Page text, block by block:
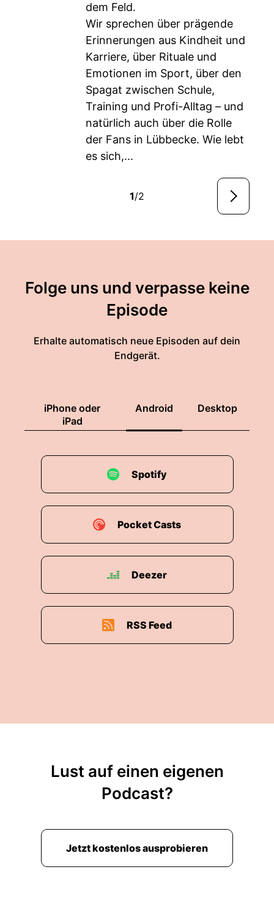
dem Feld.
Wir sprechen über prägende
Erinnerungen aus Kindheit und
Karriere, über Rituale und
Emotionen im Sport, über den
Spagat zwischen Schule,
Training und Profi-Alltag – und
natürlich auch über die Rolle
der Fans in Lübbecke. Wie lebt
es sich,...
1/2
Folge uns und verpasse keine
Episode
Erhalte automatisch neue Episoden auf dein
Endgerät.
iPhone oder
iPad
Android Desktop
Spotify
Pocket Casts
Deezer
RSS Feed
Lust auf einen eigenen
Podcast?
Jetzt kostenlos ausprobieren